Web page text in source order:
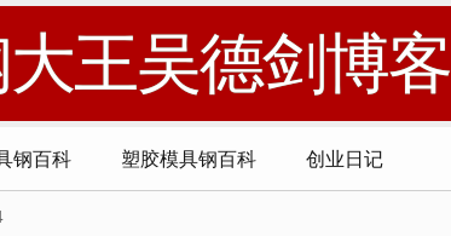
王吴德剑博客
钢百科 塑胶模具钢百科 创业日记